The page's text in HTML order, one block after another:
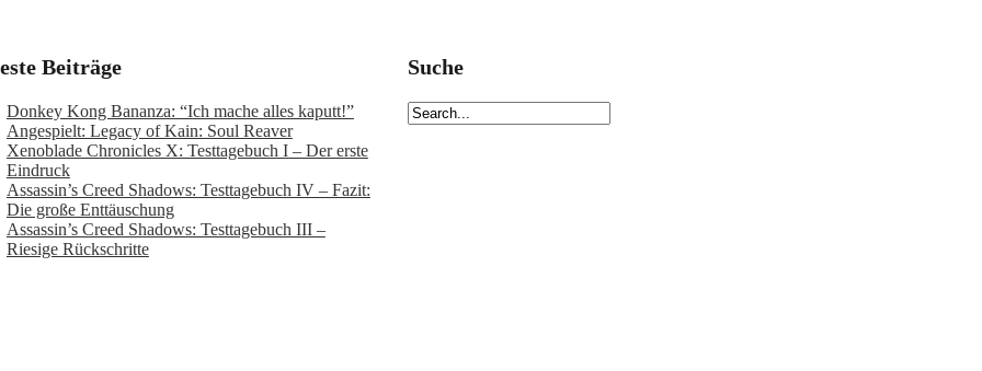
Beiträge
Donkey Kong Bananza: “Ich mache alles kaputt!”
Angespielt: Legacy of Kain: Soul Reaver
Xenoblade Chronicles X: Testtagebuch I – Der erste
Eindruck
Assassin’s Creed Shadows: Testtagebuch IV – Fazit:
Die große Enttäuschung
Assassin’s Creed Shadows: Testtagebuch III –
Riesige Rückschritte
Suche